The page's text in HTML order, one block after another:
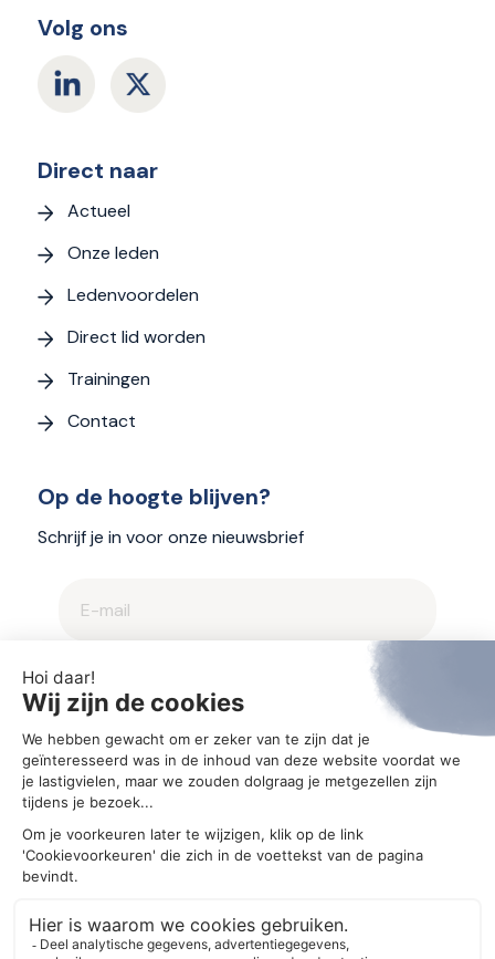
Volg ons
Direct naar
Actueel
Onze leden
Ledenvoordelen
Direct lid worden
Trainingen
Contact
Op de hoogte blijven?
Schrijf je in voor onze nieuwsbrief
2025 © Aegis
Privacybeleid en cookieverklaring